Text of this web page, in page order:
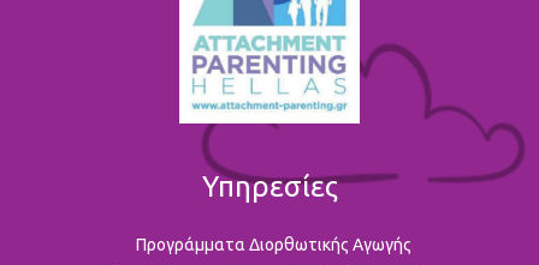
Υπηρεσίες
Προγράμματα Διορθωτικής Αγωγής